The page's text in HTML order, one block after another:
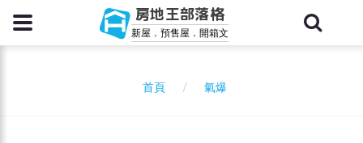
房地王部落格
新屋．預售屋．開箱文
首頁 氣爆